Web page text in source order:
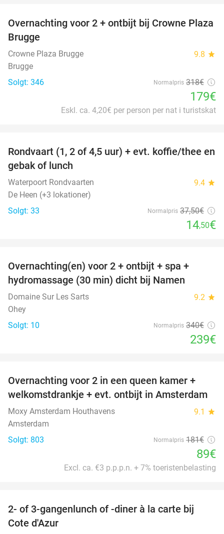
44%
Overnachting voor 2 + ontbijt bij Crowne Plaza
Brugge
Crowne Plaza Brugge 9.8 star
Brugge
Solgt: 346
Normalpris 318€
179€
Eskl. ca. 4,20€ per person per nat i turistskat
61%
Rondvaart (1, 2 of 4,5 uur) + evt. koffie/thee en
gebak of lunch
Waterpoort Rondvaarten 9.4 star
De Heen (+3 lokationer)
Solgt: 33
Normalpris 37,50€
14,50€
Overnachting(en) voor 2 + ontbijt + spa +
hydromassage (30 min) dicht bij Namen
Domaine Sur Les Sarts 9.2 star
Ohey
Solgt: 10
Normalpris 340€
239€
51%
Overnachting voor 2 in een queen kamer +
welkomstdrankje + evt. ontbijt in Amsterdam
Moxy Amsterdam Houthavens 9.1 star
Amsterdam
Solgt: 803
Normalpris 181€
89€
Excl. ca. €3 p.p.p.n. + 7% toeristenbelasting
49%
2- of 3-gangenlunch of -diner à la carte bij
Cote d'Azur